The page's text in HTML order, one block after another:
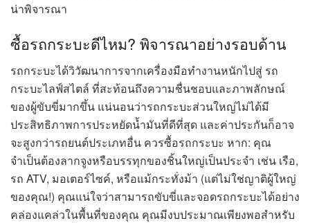
น่าพิจารณา
ซื้อรถกระบะดีไหม? พิจารณาอย่างรอบด้าน
รถกระบะได้วิวัฒนาการจากเครื่องมือทำงานหนักไปสู่ รถ
กระบะไลฟ์สไตล์ ที่สะท้อนถึงความชื่นชอบและภาพลักษณ์
ของผู้ขับขี่มากขึ้น แน่นอนว่ารถกระบะส่วนใหญ่ไม่ได้มี
ประสิทธิภาพการประหยัดน้ำมันที่ดีที่สุด และค่าประกันก็อาจ
จะสูงกว่ารถยนต์ประเภทอื่น ควรซื้อรถกระบะ หาก: คุณ
จำเป็นต้องลากจูงหรือบรรทุกของชิ้นใหญ่เป็นประจำ เช่น เรือ,
รถ ATV, มอเตอร์ไซค์, หรือแม้กระทั่งม้า (แต่ไม่ใช่ญาติผู้ใหญ่
ของคุณ!) คุณแน่ใจว่าสามารถขับขี่และจอดรถกระบะได้อย่าง
คล่องแคล่วในพื้นที่ของคุณ คุณมีงบประมาณเพียงพอสำหรับ